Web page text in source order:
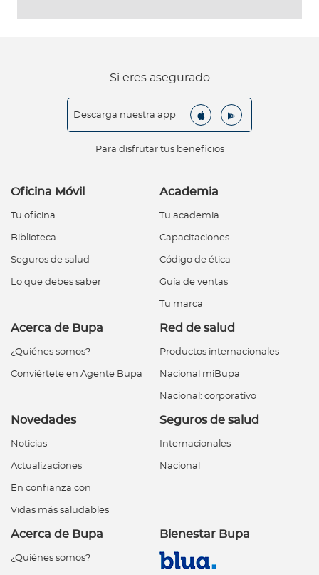
Si eres asegurado
Descarga nuestra app
Para disfrutar tus beneficios
Oficina Móvil
Tu oficina
Biblioteca
Seguros de salud
Lo que debes saber
Academia
Tu academia
Capacitaciones
Código de ética
Guía de ventas
Tu marca
Acerca de Bupa
¿Quiénes somos?
Conviértete en Agente Bupa
Red de salud
Productos internacionales
Nacional miBupa
Nacional: corporativo
Novedades
Noticias
Actualizaciones
En confianza con
Vidas más saludables
Seguros de salud
Internacionales
Nacional
Acerca de Bupa
¿Quiénes somos?
Bienestar Bupa